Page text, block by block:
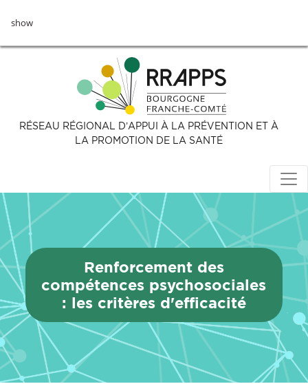
aushow
RÉSEAU RÉGIONAL D’APPUI À LA PRÉVENTION ET À
LA PROMOTION DE LA SANTÉ
Renforcement des
compétences psychosociales
: les critères d'efficacité